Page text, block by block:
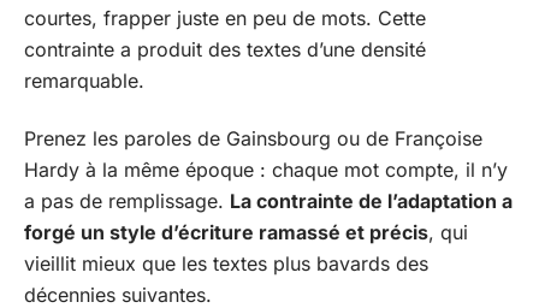
courtes, frapper juste en peu de mots. Cette
contrainte a produit des textes d’une densité
remarquable.
Prenez les paroles de Gainsbourg ou de Françoise
Hardy à la même époque : chaque mot compte, il n’y
a pas de remplissage. La contrainte de l’adaptation a
forgé un style d’écriture ramassé et précis, qui
vieillit mieux que les textes plus bavards des
décennies suivantes.